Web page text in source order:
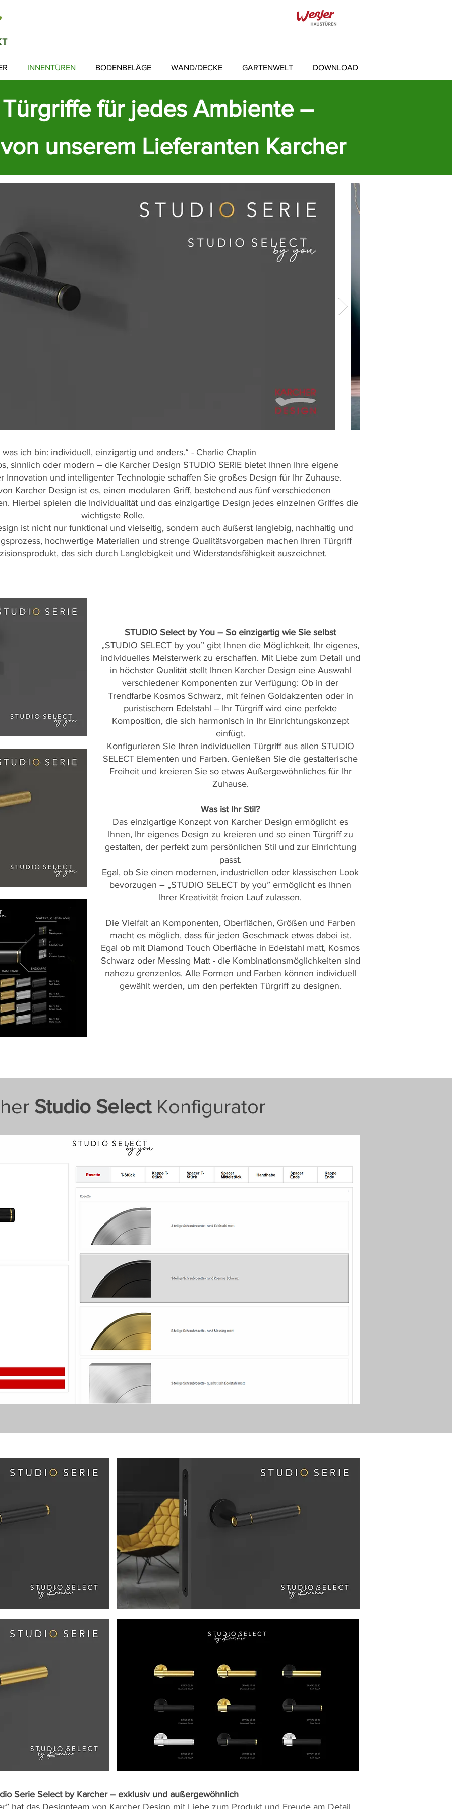
INNENTÜREN BODENBELÄGE WAND/DECKE GARTENWELT DOWNLOAD
für jedes Ambiente –
unserem Lieferanten Karcher
was ich bin: individuell, einzigartig und anders.“ - Charlie Chaplin
sinnlich oder modern – die Karcher Design STUDIO SERIE bietet Ihnen Ihre eigene
Innovation und intelligenter Technologie schaffen Sie großes Design für Ihr Zuhause.
Karcher Design ist es, einen modularen Griff, bestehend aus fünf verschiedenen
Hierbei spielen die Individualität und das einzigartige Design jedes einzelnen Griffes die
wichtigste Rolle.
ist nicht nur funktional und vielseitig, sondern auch äußerst langlebig, nachhaltig und
hochwertige Materialien und strenge Qualitätsvorgaben machen Ihren Türgriff
das sich durch Langlebigkeit und Widerstandsfähigkeit auszeichnet.
STUDIO Select by You – So einzigartig wie Sie selbst
„STUDIO SELECT by you” gibt Ihnen die Möglichkeit, Ihr eigenes,
individuelles Meisterwerk zu erschaffen. Mit Liebe zum Detail und
in höchster Qualität stellt Ihnen Karcher Design eine Auswahl
verschiedener Komponenten zur Verfügung: Ob in der
Trendfarbe Kosmos Schwarz, mit feinen Goldakzenten oder in
puristischem Edelstahl – Ihr Türgriff wird eine perfekte
Komposition, die sich harmonisch in Ihr Einrichtungskonzept
einfügt.
Konfigurieren Sie Ihren individuellen Türgriff aus allen STUDIO
SELECT Elementen und Farben. Genießen Sie die gestalterische
Freiheit und kreieren Sie so etwas Außergewöhnliches für Ihr
Zuhause.
Was ist Ihr Stil?
Das einzigartige Konzept von Karcher Design ermöglicht es
Ihnen, Ihr eigenes Design zu kreieren und so einen Türgriff zu
gestalten, der perfekt zum persönlichen Stil und zur Einrichtung
passt.
Egal, ob Sie einen modernen, industriellen oder klassischen Look
bevorzugen – „STUDIO SELECT by you” ermöglicht es Ihnen
Ihrer Kreativität freien Lauf zulassen.
Die Vielfalt an Komponenten, Oberflächen, Größen und Farben
macht es möglich, dass für jeden Geschmack etwas dabei ist.
Egal ob mit Diamond Touch Oberfläche in Edelstahl matt, Kosmos
Schwarz oder Messing Matt - die Kombinationsmöglichkeiten sind
nahezu grenzenlos. Alle Formen und Farben können individuell
gewählt werden, um den perfekten Türgriff zu designen.
Studio SelectKonfigurator
Serie Select by Karcher – exklusiv und außergewöhnlich
hat das Designteam von Karcher Design mit Liebe zum Produkt und Freude am Detail